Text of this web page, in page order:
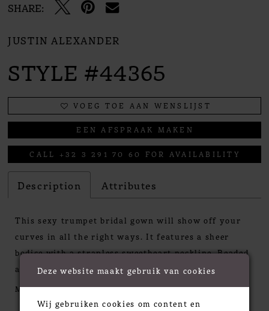
SHARE:
JUSTIN ALEXANDER
STYLE #44365
VOEG TOE AAN WENSLIJST
EEN AFSPRAAK MAKEN
CALL +32 3 291 70 60 FOR AVAILABILITY
Description Attributes
This sexy trumpet bridal gown will show off your
curves in all the right ways. It features a sheer
bodice with a strapless sweetheart neckline. Beaded
and sequined lace appliqués embellish the gown
while a sequined allover lace is placed underneath to
enhance the sparkle. The style is complete with a
MORE
Deze website maakt gebruik van cookies
Wij gebruiken cookies om content en